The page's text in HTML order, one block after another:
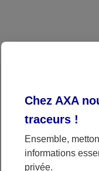
Chez AXA
traceurs !
Ensemble,
informations
privée.